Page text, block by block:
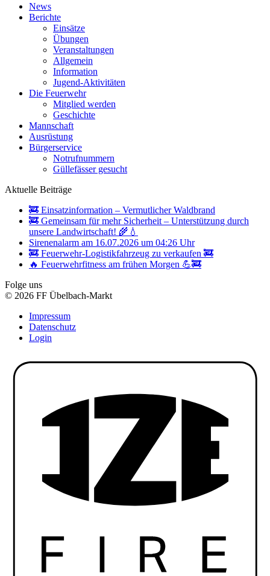
News
Berichte
Einsätze
Übungen
Veranstaltungen
Allgemein
Information
Jugend-Aktivitäten
Die Feuerwehr
Mitglied werden
Geschichte
Mannschaft
Ausrüstung
Bürgerservice
Notrufnummern
Güllefässer gesucht
Aktuelle Beiträge
🚒 Einsatzinformation – Vermutlicher Waldbrand
🚒 Gemeinsam für mehr Sicherheit – Unterstützung durch
unsere Landwirtschaft! 🌾💧
Sirenenalarm am 16.07.2026 um 04:26 Uhr
🚒 Feuerwehr-Logistikfahrzeug zu verkaufen 🚒
🔥 Feuerwehrfitness am frühen Morgen 💪🚒
Folge uns
© 2026 FF Übelbach-Markt
Impressum
Datenschutz
Login